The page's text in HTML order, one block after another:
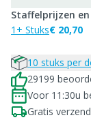
Staffelprijzen
1+ Stuks€ 20,70
10 stuks per
29199
Voor 11:30u
Gratis